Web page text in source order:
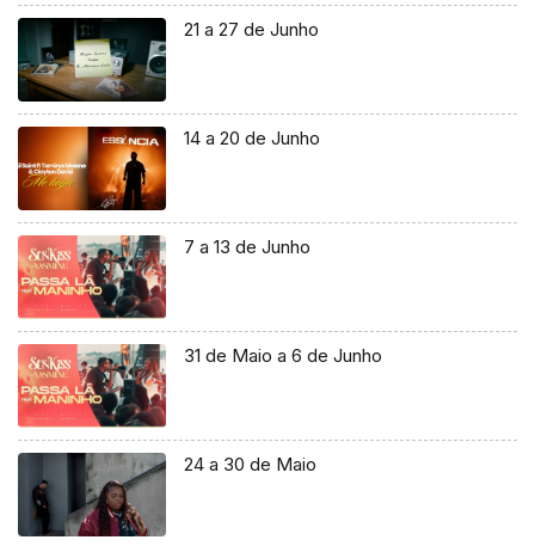
21 a 27 de Junho
14 a 20 de Junho
7 a 13 de Junho
31 de Maio a 6 de Junho
24 a 30 de Maio